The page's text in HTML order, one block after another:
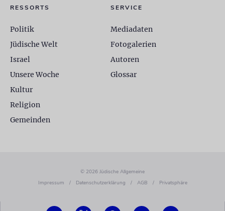
RESSORTS
Politik
Jüdische Welt
Israel
Unsere Woche
Kultur
Religion
Gemeinden
SERVICE
Mediadaten
Fotogalerien
Autoren
Glossar
© 2026 Jüdische Allgemeine
Impressum
/ Datenschutzerklärung / AGB / Privatsphäre